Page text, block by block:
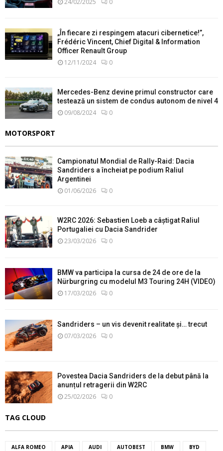
„În fiecare zi respingem atacuri cibernetice!”,
Frédéric Vincent, Chief Digital & Information
Officer Renault Group
12/11/2024 0
Mercedes-Benz devine primul constructor care
testează un sistem de condus autonom de nivel 4
09/08/2024 0
MOTORSPORT
Campionatul Mondial de Rally-Raid: Dacia
Sandriders a încheiat pe podium Raliul
Argentinei
01/06/2026 0
W2RC 2026: Sebastien Loeb a câștigat Raliul
Portugaliei cu Dacia Sandrider
23/03/2026 0
BMW va participa la cursa de 24 de ore de la
Nürburgring cu modelul M3 Touring 24H (VIDEO)
17/03/2026 0
Sandriders – un vis devenit realitate și… trecut
07/03/2026 0
Povestea Dacia Sandriders de la debut până la
anunțul retragerii din W2RC
25/02/2026 0
TAG CLOUD
ALFA ROMEO APIA AUDI AUTOBEST BMW BYD